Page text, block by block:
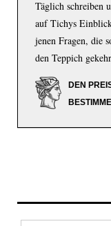
Täglich schreiben
auf Tichys
jenen Fragen, die
den Teppich
DEN